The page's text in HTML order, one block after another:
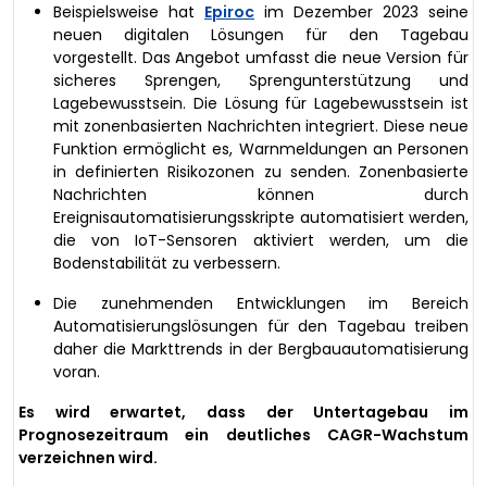
Beispielsweise hat Epiroc im Dezember 2023 seine
neuen digitalen Lösungen für den Tagebau
vorgestellt. Das Angebot umfasst die neue Version für
sicheres Sprengen, Sprengunterstützung und
Lagebewusstsein. Die Lösung für Lagebewusstsein ist
mit zonenbasierten Nachrichten integriert. Diese neue
Funktion ermöglicht es, Warnmeldungen an Personen
in definierten Risikozonen zu senden. Zonenbasierte
Nachrichten können durch
Ereignisautomatisierungsskripte automatisiert werden,
die von IoT-Sensoren aktiviert werden, um die
Bodenstabilität zu verbessern.
Die zunehmenden Entwicklungen im Bereich
Automatisierungslösungen für den Tagebau treiben
daher die Markttrends in der Bergbauautomatisierung
voran.
Es wird erwartet, dass der Untertagebau im
Prognosezeitraum ein deutliches CAGR-Wachstum
verzeichnen wird.